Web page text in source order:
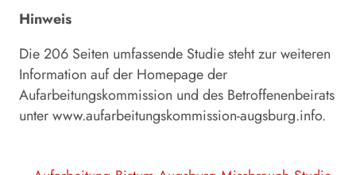
Hinweis
Die 206 Seiten umfassende Studie steht zur weiteren
Information auf der Homepage der
Aufarbeitungskommission und des Betroffenenbeirats
unterwww.aufarbeitungskommission-­augsburg.info.